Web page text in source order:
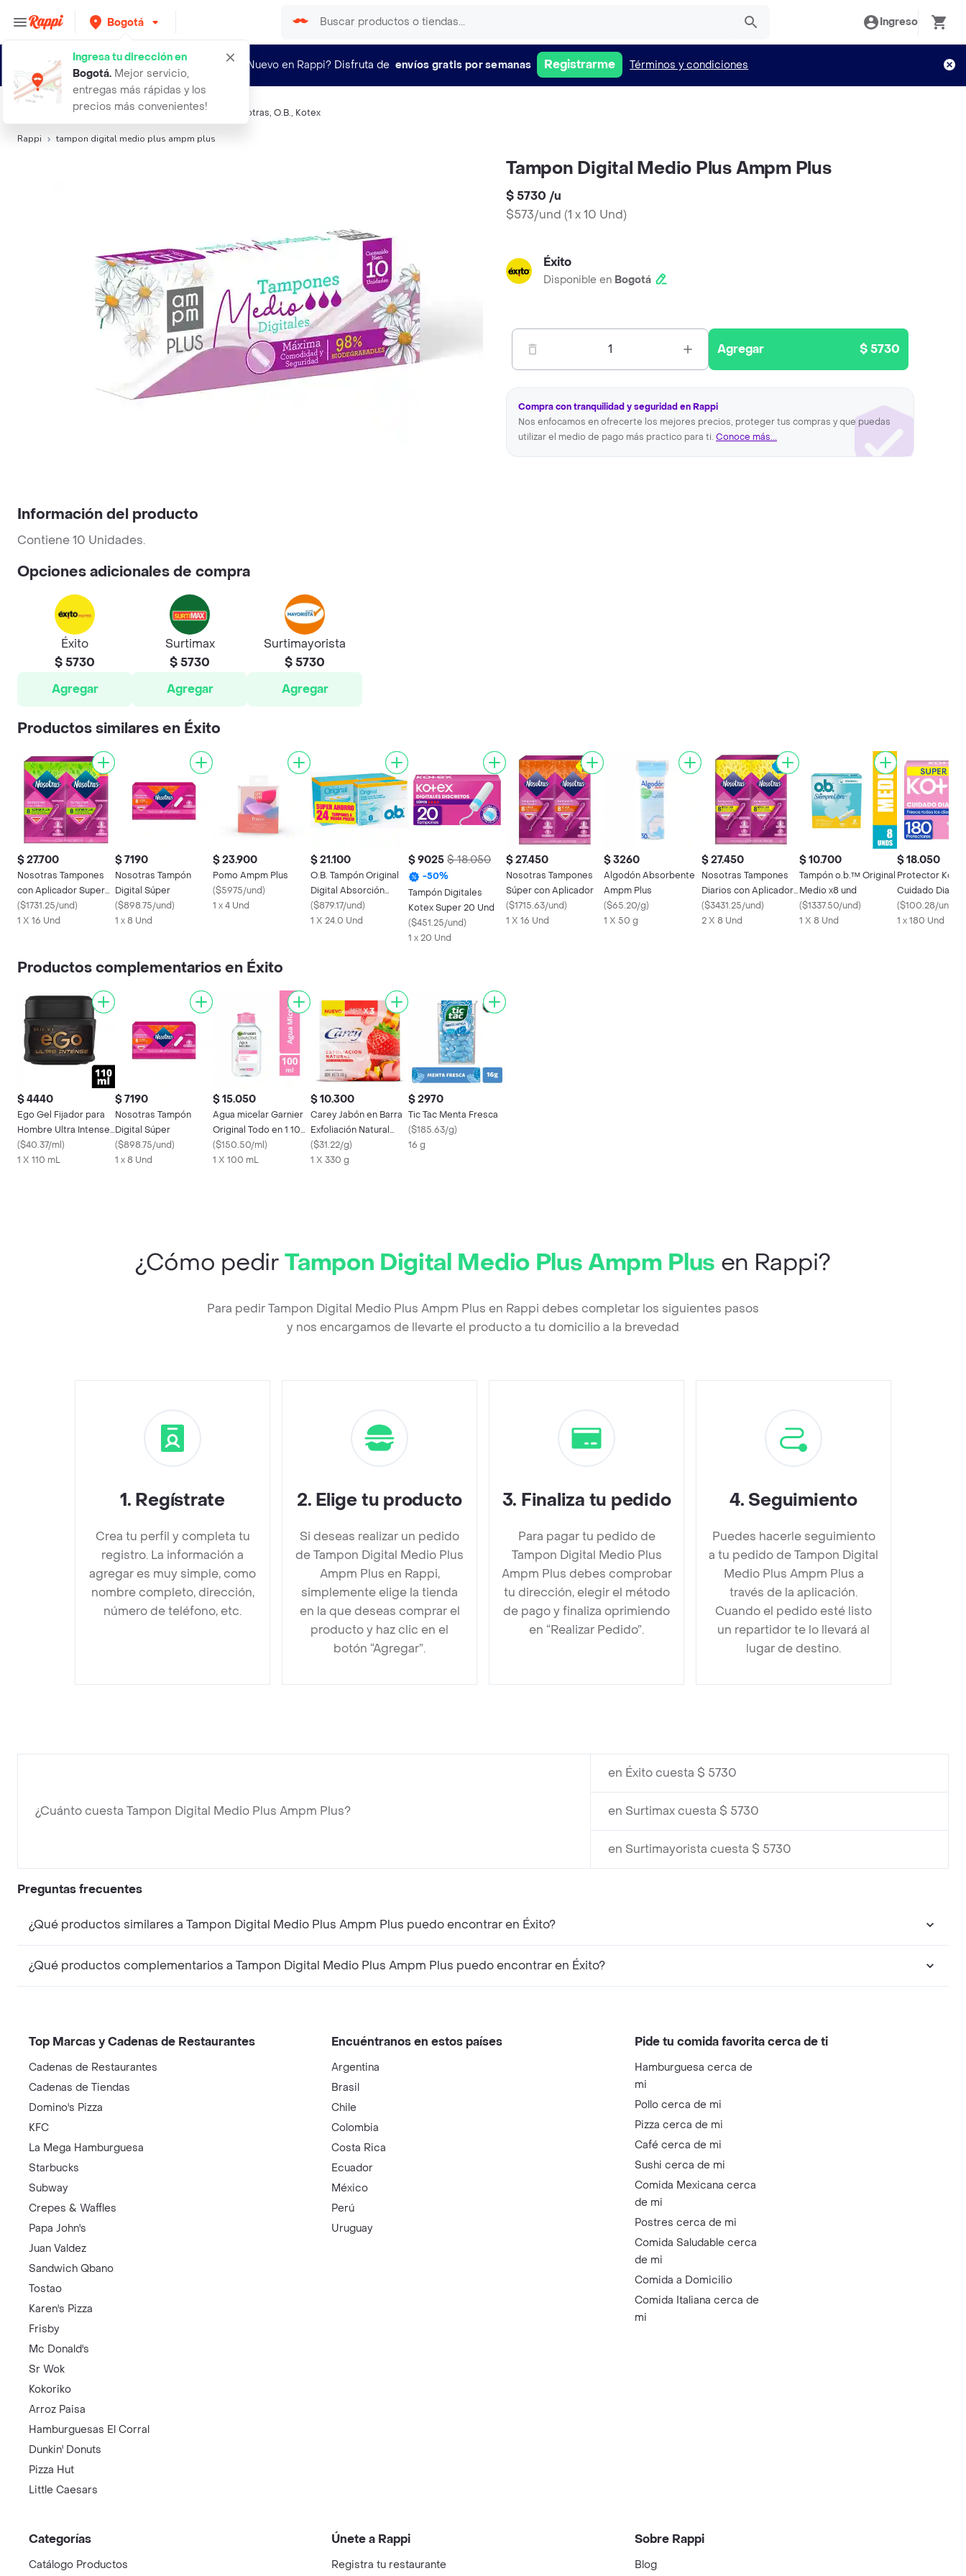
Bogotá
Ingresa tu dirección en
Bogotá. Mejor servicio,
entregas más rápidas y los
precios más convenientes!
Ingreso
¿Nuevo en Rappi? Disfruta de envíos gratis por semanas Registrarme Términos y condiciones
Búsquedas relacionadas:Tampones,Ampm Plus Nosotras, O.B., Kotex
Rappi tampon digital medio plus ampm plus
Tampon Digital Medio Plus Ampm Plus
$ 5730 /u
$573/und (1 x 10 Und)
Éxito
Disponible en Bogotá
1 Agregar $ 5730
Compra con tranquilidad y seguridad en Rappi
Nos enfocamos en ofrecerte los mejores precios, proteger tus compras y que puedas
utilizar el medio de pago más practico para ti. Conoce más...
Información del producto
Contiene 10 Unidades.
Opciones adicionales de compra
Éxito
$ 5730
Agregar
Surtimax
$ 5730
Agregar
Surtimayorista
$ 5730
Agregar
Productos similares en Éxito
$ 27.700
Nosotras Tampones
con Aplicador Super
Plus X16 Und
($1731.25/und)
1 X 16 Und
$ 7190
Nosotras Tampón
Digital Súper
($898.75/und)
1 x 8 Und
$ 23.900
Pomo Ampm Plus
($5975/und)
1 x 4 Und
$ 21.100
O.B. Tampón Original
Digital Absorción
Media
($879.17/und)
1 X 24.0 Und
$ 9025 $ 18.050
-50%
Tampón Digitales
Kotex Super 20 Und
($451.25/und)
1 x 20 Und
$ 27.450
Nosotras Tampones
Súper con Aplicador
($1715.63/und)
1 X 16 Und
$ 3260
Algodón Absorbente
Ampm Plus
($65.20/g)
1 X 50 g
$ 27.450
Nosotras Tampones
Diarios con Aplicador
Regular
($3431.25/und)
2 X 8 Und
$ 10.700
Tampón o.b.™ Original
Medio x8 und
($1337.50/und)
1 X 8 Und
$ 18.050
Protector Kotex
Cuidado Diario
Pack 180 Und
($100.28/und
1 x 180 Und
Productos complementarios en Éxito
$ 4440
Ego Gel Fijador para
Hombre Ultra Intense
Pote
($40.37/ml)
1 X 110 mL
$ 7190
Nosotras Tampón
Digital Súper
($898.75/und)
1 x 8 Und
$ 15.050
Agua micelar Garnier
Original Todo en 1 100
ml
($150.50/ml)
1 X 100 mL
$ 10.300
Carey Jabón en Barra
Exfoliación Natural
Semillas de Fresa y
Miel
($31.22/g)
1 X 330 g
$ 2970
Tic Tac Menta Fresca
($185.63/g)
16 g
¿Cómo pedirTampon Digital Medio Plus Ampm Plus en Rappi?
Para pedir Tampon Digital Medio Plus Ampm Plus en Rappi debes completar los siguientes pasos
y nos encargamos de llevarte el producto a tu domicilio a la brevedad
1. Regístrate
Crea tu perfil y completa tu
registro. La información a
agregar es muy simple, como
nombre completo, dirección,
número de teléfono, etc.
2. Elige tu producto
Si deseas realizar un pedido
de Tampon Digital Medio Plus
Ampm Plus en Rappi,
simplemente elige la tienda
en la que deseas comprar el
producto y haz clic en el
botón “Agregar”.
3. Finaliza tu pedido
Para pagar tu pedido de
Tampon Digital Medio Plus
Ampm Plus debes comprobar
tu dirección, elegir el método
de pago y finaliza oprimiendo
en “Realizar Pedido”.
4. Seguimiento
Puedes hacerle seguimiento
a tu pedido de Tampon Digital
Medio Plus Ampm Plus a
través de la aplicación.
Cuando el pedido esté listo
un repartidor te lo llevará al
lugar de destino.
¿Cuánto cuesta Tampon Digital Medio Plus Ampm Plus?
en Éxito cuesta $ 5730
en Surtimax cuesta $ 5730
en Surtimayorista cuesta $ 5730
Preguntas frecuentes
¿Qué productos similares a Tampon Digital Medio Plus Ampm Plus puedo encontrar en Éxito?
¿Qué productos complementarios a Tampon Digital Medio Plus Ampm Plus puedo encontrar en Éxito?
Top Marcas y Cadenas de Restaurantes
Cadenas de Restaurantes
Cadenas de Tiendas
Domino's Pizza
KFC
La Mega Hamburguesa
Starbucks
Subway
Crepes & Waffles
Papa John's
Juan Valdez
Sandwich Qbano
Tostao
Karen's Pizza
Frisby
Mc Donald's
Sr Wok
Kokoriko
Arroz Paisa
Hamburguesas El Corral
Dunkin' Donuts
Pizza Hut
Little Caesars
Encuéntranos en estos países
Argentina
Brasil
Chile
Colombia
Costa Rica
Ecuador
México
Perú
Uruguay
Pide tu comida favorita cerca de ti
Hamburguesa cerca de
mi
Pollo cerca de mi
Pizza cerca de mi
Café cerca de mi
Sushi cerca de mi
Comida Mexicana cerca
de mi
Postres cerca de mi
Comida Saludable cerca
de mi
Comida a Domicilio
Comida Italiana cerca de
mi
Categorías
Catálogo Productos
Únete a Rappi
Registra tu restaurante
Sobre Rappi
Blog